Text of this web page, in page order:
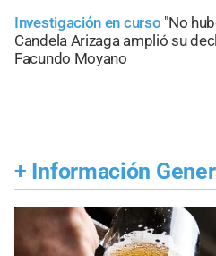
Investigación en curso "No
Candela Arizaga amplió su
Facundo Moyano
+ Información